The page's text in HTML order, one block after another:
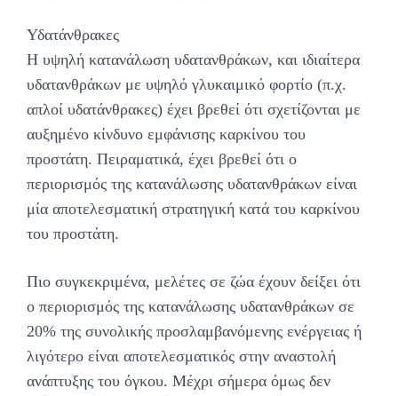
Υδατάνθρακες
Η υψηλή κατανάλωση υδατανθράκων, και ιδιαίτερα
υδατανθράκων με υψηλό γλυκαιμικό φορτίο (π.χ.
απλοί υδατάνθρακες) έχει βρεθεί ότι σχετίζονται με
αυξημένο κίνδυνο εμφάνισης καρκίνου του
προστάτη. Πειραματικά, έχει βρεθεί ότι ο
περιορισμός της κατανάλωσης υδατανθράκων είναι
μία αποτελεσματική στρατηγική κατά του καρκίνου
του προστάτη.
Πιο συγκεκριμένα, μελέτες σε ζώα έχουν δείξει ότι
ο περιορισμός της κατανάλωσης υδατανθράκων σε
20% της συνολικής προσλαμβανόμενης ενέργειας ή
λιγότερο είναι αποτελεσματικός στην αναστολή
ανάπτυξης του όγκου. Μέχρι σήμερα όμως δεν